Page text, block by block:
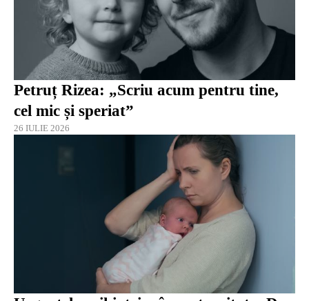
Petruț Rizea: „Scriu acum pentru tine,
cel mic și speriat”
26 IULIE 2026